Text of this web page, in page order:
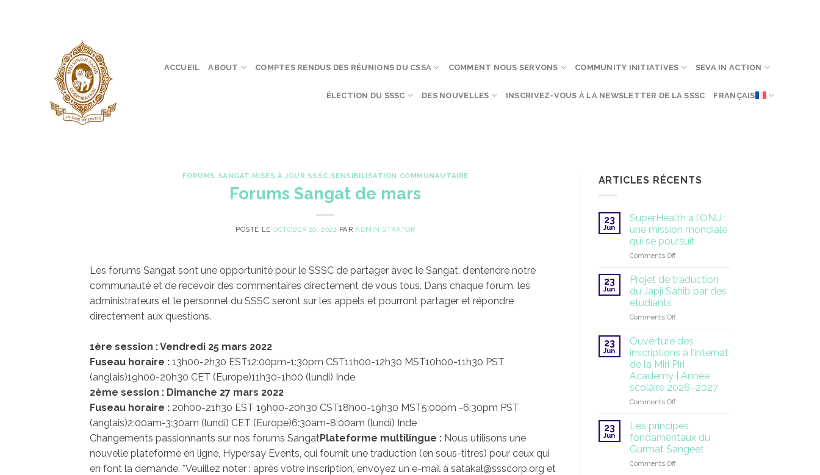
ACCUEIL ABOUT COMPTES RENDUS DES RÉUNIONS DU CSSA COMMENT NOUS SERVONS COMMUNITY INITIATIVES SEVA IN ACTION
ÉLECTION DU SSSC DES NOUVELLES INSCRIVEZ-VOUS À LA NEWSLETTER DE LA SSSC FRANÇAIS
FORUMS SANGAT,MISES À JOUR SSSC,SENSIBILISATION COMMUNAUTAIRE
Forums Sangat de mars
POSTÉ LEOCTOBER 20, 2022 PARADMINISTRATOR
Les forums Sangat sont une opportunité pour le SSSC de partager avec le Sangat, d’entendre notre
communauté et de recevoir des commentaires directement de vous tous. Dans chaque forum, les
administrateurs et le personnel du SSSC seront sur les appels et pourront partager et répondre
directement aux questions.
1ère session : Vendredi 25 mars 2022
Fuseau horaire : 13h00-2h30 EST12:00pm-1:30pm CST11h00-12h30 MST10h00-11h30 PST
(anglais)19h00-20h30 CET (Europe)11h30-1h00 (lundi) Inde
2ème session : Dimanche 27 mars 2022
Fuseau horaire : 20h00-21h30 EST 19h00-20h30 CST18h00-19h30 MST5:00pm -6:30pm PST
(anglais)2:00am-3:30am (lundi) CET (Europe)6:30am-8:00am (lundi) Inde
Changements passionnants sur nos forums SangatPlateforme multilingue : Nous utilisons une
nouvelle plateforme en ligne, Hypersay Events, qui fournit une traduction (en sous-titres) pour ceux qui
en font la demande. *Veuillez noter : après votre inscription, envoyez un e-mail à satakal@ssscorp.org et
ARTICLES RÉCENTS
23
Jun
SuperHealth à l’ONU :
une mission mondiale
qui se poursuit
Comments Offon
l’ONU
:
mission
qui
poursuit
23
Jun
Projet de traduction
du Japji Sahib par des
étudiants
Comments Offon
de
traduction
du
Japji
Sahib
par
des
23
Jun
Ouverture des
inscriptions à l’internat
de la Miri Piri
Academy | Année
scolaire 2026–2027
Comments Offon
inscriptions
à
l’internat
de
23
Jun
Les principes
fondamentaux du
Gurmat Sangeet
Comments Offon